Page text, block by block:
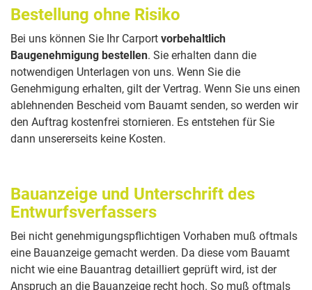
Bestellung ohne Risiko
Bei uns können Sie Ihr Carport vorbehaltlich
Baugenehmigung bestellen. Sie erhalten dann die
notwendigen Unterlagen von uns. Wenn Sie die
Genehmigung erhalten, gilt der Vertrag. Wenn Sie uns einen
ablehnenden Bescheid vom Bauamt senden, so werden wir
den Auftrag kostenfrei stornieren. Es entstehen für Sie
dann unsererseits keine Kosten.
Bauanzeige und Unterschrift des
Entwurfsverfassers
Bei nicht genehmigungspflichtigen Vorhaben muß oftmals
eine Bauanzeige gemacht werden. Da diese vom Bauamt
nicht wie eine Bauantrag detailliert geprüft wird, ist der
Anspruch an die Bauanzeige recht hoch. So muß oftmals